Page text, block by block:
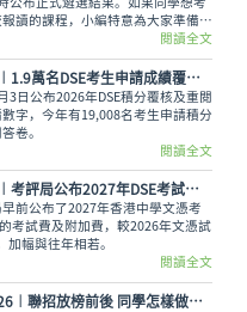
公布正式遴選結果。如果同學想考
報讀的課程，小編特意為大家準備了
的即場招生日詳情與物品準備清單，
利執拾行裝，安心休息。
閱讀全文
DSE2026︱1.9萬名DSE考生申請成績覆核及重閱答卷 佔總考生人數逾三成
3日公布2026年DSE積分覆核及重閱
字，今年有19,008名考生申請積分
卷。
閱讀全文
DSE2027︱考評局公布2027年DSE考試費 較2026年上調約4%
前公布了2027年香港中學文憑考
考試費及附加費，較2026年文憑試
加幅與往年相若。
閱讀全文
JUPAS2026︱聯招放榜前後 同學怎樣做好心理準備？面對過大困擾 必須尋求情緒支援